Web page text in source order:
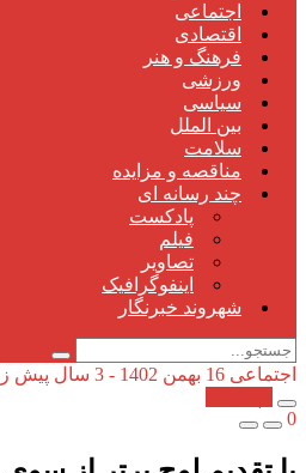
اجتماعی
اقتصادی
فرهنگ و هنر
ورزشی
سیاسی
بین الملل
سلامت
مناقصه و مزایده
چند رسانه ای
پادکست
فیلم
تصاویر
اینفوگرافیک
شهروند خبرنگار
اجتماعی 16 بهمن 1402 - 3 سال پیش
0